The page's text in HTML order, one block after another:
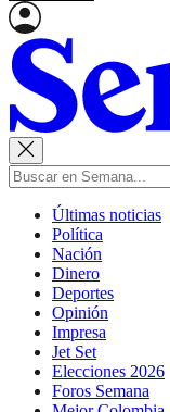
Últimas noticias
Política
Nación
Dinero
Deportes
Opinión
Impresa
Jet Set
Elecciones 2026
Foros Semana